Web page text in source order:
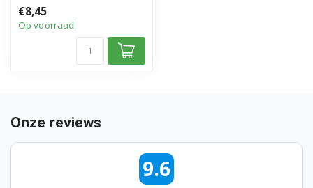
€8,45
Op voorraad
Onze reviews
9.6